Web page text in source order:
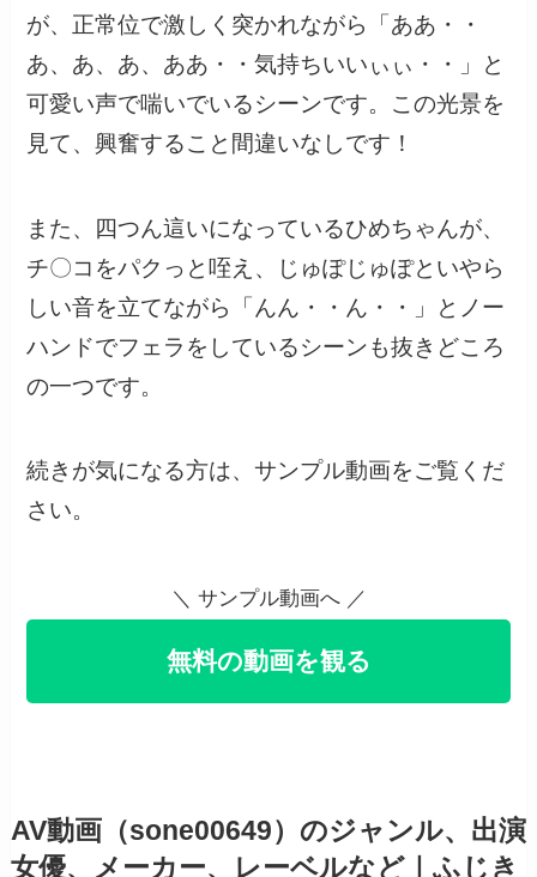
が、正常位で激しく突かれながら「ああ・・
あ、あ、あ、ああ・・気持ちいいぃぃ・・」と
可愛い声で喘いでいるシーンです。この光景を
見て、興奮すること間違いなしです！
また、四つん這いになっているひめちゃんが、
チ〇コをパクっと咥え、じゅぽじゅぽといやら
しい音を立てながら「んん・・ん・・」とノー
ハンドでフェラをしているシーンも抜きどころ
の一つです。
続きが気になる方は、サンプル動画をご覧くだ
さい。
＼ サンプル動画へ ／
無料の動画を観る
AV動画（sone00649）のジャンル、出演
女優、メーカー、レーベルなど｜ふじき